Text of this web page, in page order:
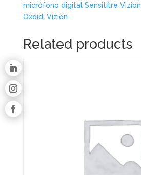
micrófono digital Sensititre Vizion
Oxoid Vizion
Related products